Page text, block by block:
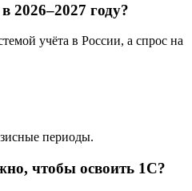
2026–2027 году?
учёта в России, а спрос на
периоды.
чтобы освоить 1С?